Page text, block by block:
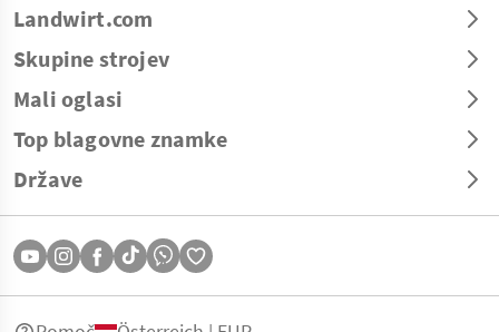
Landwirt.com
Skupine strojev
Mali oglasi
Top blagovne znamke
Države